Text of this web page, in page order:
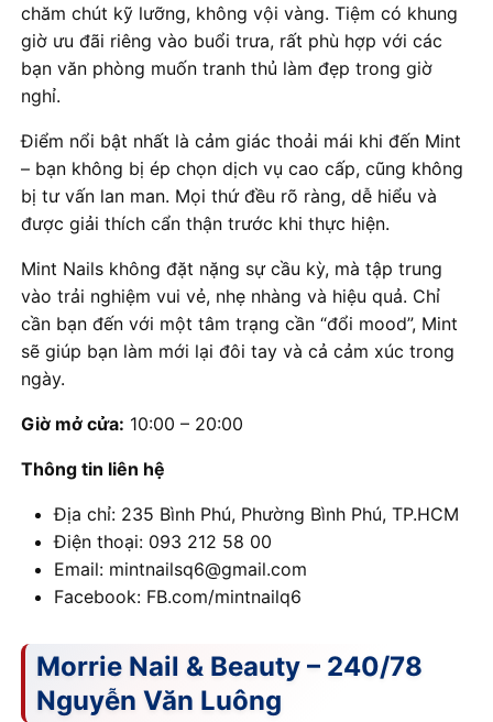
chăm chút kỹ lưỡng, không vội vàng. Tiệm có khung
giờ ưu đãi riêng vào buổi trưa, rất phù hợp với các
bạn văn phòng muốn tranh thủ làm đẹp trong giờ
nghỉ.
Điểm nổi bật nhất là cảm giác thoải mái khi đến Mint
– bạn không bị ép chọn dịch vụ cao cấp, cũng không
bị tư vấn lan man. Mọi thứ đều rõ ràng, dễ hiểu và
được giải thích cẩn thận trước khi thực hiện.
Mint Nails không đặt nặng sự cầu kỳ, mà tập trung
vào trải nghiệm vui vẻ, nhẹ nhàng và hiệu quả. Chỉ
cần bạn đến với một tâm trạng cần “đổi mood”, Mint
sẽ giúp bạn làm mới lại đôi tay và cả cảm xúc trong
ngày.
Giờ mở cửa: 10:00 – 20:00
Thông tin liên hệ
Địa chỉ: 235 Bình Phú, Phường Bình Phú, TP.HCM
Điện thoại: 093 212 58 00
Email: mintnailsq6@gmail.com
Facebook: FB.com/mintnailq6
Morrie Nail & Beauty – 240/78
Nguyễn Văn Luông